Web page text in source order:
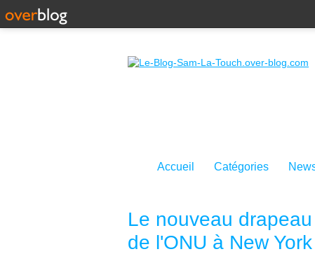
Accueil Catégories
Le nouveau
de l'ONU à New